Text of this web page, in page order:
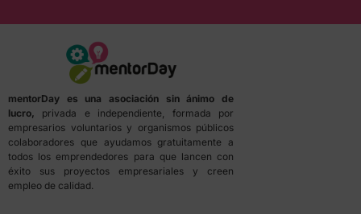
mentorDay es una asociación sin ánimo de
lucro, privada e independiente, formada por
empresarios voluntarios y organismos públicos
colaboradores que ayudamos gratuitamente a
todos los emprendedores para que lancen con
éxito sus proyectos empresariales y creen
empleo de calidad.